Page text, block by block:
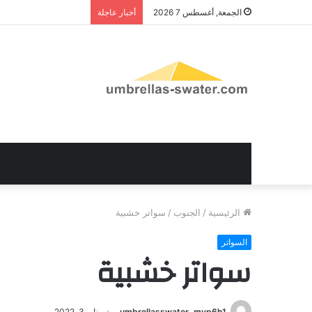
الجمعة, أغسطس 7 2026 أخبار عاجلة
الرئيسية / الجنوب / سواتر خشبية
السواتر
سواتر خشبية